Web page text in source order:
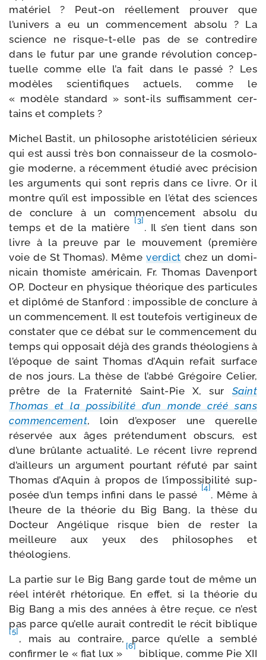
maté­riel ? Peut-​on réel­le­ment prou­ver que
l’univers a eu un com­men­ce­ment abso­lu ? La
science ne risque-​t-​elle pas de se contre­dire
dans le futur par une grande révo­lu­tion concep­
tuelle comme elle l’a fait dans le pas­sé ? Les
modèles scien­ti­fiques actuels, comme le
« modèle stan­dard » sont-​ils suf­fi­sam­ment cer­
tains et complets ?
Michel Bastit, un phi­lo­sophe aris­to­té­li­cien sérieux
qui est aus­si très bon connais­seur de la cos­mo­lo­
gie moderne, a récem­ment étu­dié avec pré­ci­sion
les argu­ments qui sont repris dans ce livre. Or il
montre qu’il est impos­sible en l’état des sciences
de conclure à un com­men­ce­ment abso­lu du
temps et de la matière
[3]
. Il s’en tient dans son
livre à la preuve par le mou­ve­ment (pre­mière
voie de St Thomas). Mêmever­dictchez un domi­
ni­cain tho­miste amé­ri­cain, Fr. Thomas Davenport
OP, Docteur en phy­sique théo­rique des par­ti­cules
et diplô­mé de Stanford : impos­sible de conclure à
un com­men­ce­ment. Il est tou­te­fois ver­ti­gi­neux de
consta­ter que ce débat sur le com­men­ce­ment du
temps qui oppo­sait déjà des grands théo­lo­giens à
l’époque de saint Thomas d’Aquin refait sur­face
de nos jours. La thèse de l’ab­bé Grégoire Celier,
prêtre de la Fraternité Saint-​Pie X, sur Saint
Thomas et la pos­si­bi­li­té d’un monde créé sans
com­men­ce­ment, loin d’ex­po­ser une que­relle
réser­vée aux âges pré­ten­du­ment obs­curs, est
d’une brû­lante actua­li­té. Le récent livre reprend
d’ailleurs un argu­ment pour­tant réfu­té par saint
Thomas d’Aquin à pro­pos de l’im­pos­si­bi­li­té sup­
po­sée d’un temps infi­ni dans le pas­sé
[4]
. Même à
l’heure de la théo­rie du Big Bang, la thèse du
Docteur Angélique risque bien de res­ter la
meilleure aux yeux des phi­lo­sophes et
théologiens.
La par­tie sur le Big Bang garde tout de même un
réel inté­rêt rhé­to­rique. En effet, si la théo­rie du
Big Bang a mis des années à être reçue, ce n’est
pas parce qu’elle aurait contre­dit le récit biblique
[5]
, mais au contraire, parce qu’elle a sem­blé
confir­mer le « fiat lux »
[6]
biblique, comme Pie XII